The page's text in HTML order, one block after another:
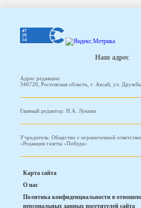
Наш адрес
Адрес редакции:
346720, Ростовская область, г. Аксай, ул.
Главный редактор: Н.А. Лукина
Учредитель: Общество с ограниченной
«Редакция газеты «Победа»
Карта сайта
О нас
Политика конфиденциальности в
персональных данных посетителей сайта